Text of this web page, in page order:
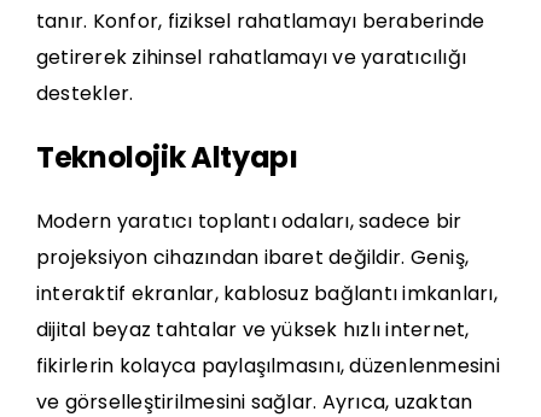
tanır. Konfor, fiziksel rahatlamayı beraberinde
getirerek zihinsel rahatlamayı ve yaratıcılığı
destekler.
Teknolojik Altyapı
Modern yaratıcı toplantı odaları, sadece bir
projeksiyon cihazından ibaret değildir. Geniş,
interaktif ekranlar, kablosuz bağlantı imkanları,
dijital beyaz tahtalar ve yüksek hızlı internet,
fikirlerin kolayca paylaşılmasını, düzenlenmesini
ve görselleştirilmesini sağlar. Ayrıca, uzaktan